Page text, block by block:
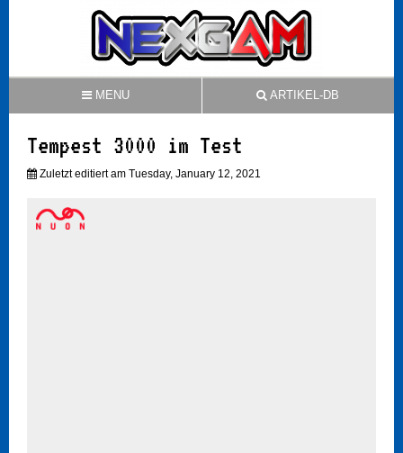
MENU ARTIKEL-DB
Tempest 3000 im Test
Zuletzt editiert am Tuesday, January 12, 2021